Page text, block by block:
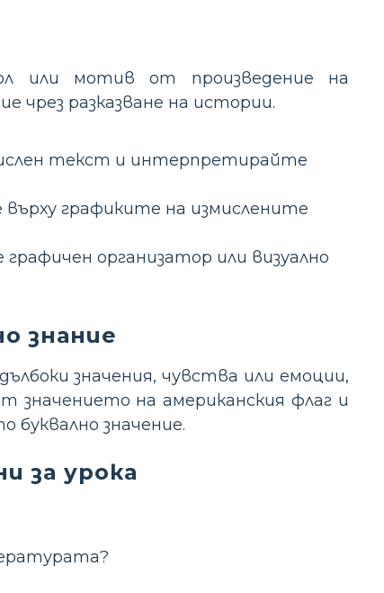
или мотив от произведение на
чрез разказване на истории.
текст и интерпретирайте
графиките на измислените
организатор или визуално
знание
значения, чувства или емоции,
значението на американския флаг и
значение.
за урока